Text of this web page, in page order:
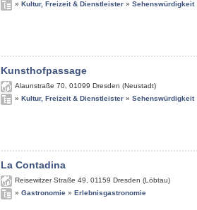
» Kultur, Freizeit & Dienstleister » Sehenswürdigkeit
Kunsthofpassage
Alaunstraße 70 01099 Dresden (Neustadt)
» Kultur, Freizeit & Dienstleister » Sehenswürdigkeit
La Contadina
Reisewitzer Straße 49 01159 Dresden (Löbtau)
» Gastronomie » Erlebnisgastronomie